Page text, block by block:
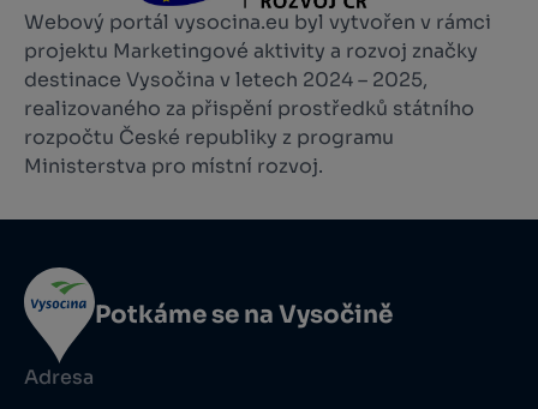
Webový portál vysocina.eu byl vytvořen v rámci
projektu Marketingové aktivity a rozvoj značky
destinace Vysočina v letech 2024 – 2025,
realizovaného za přispění prostředků státního
rozpočtu České republiky z programu
Ministerstva pro místní rozvoj.
Potkáme se na Vysočině
Adresa